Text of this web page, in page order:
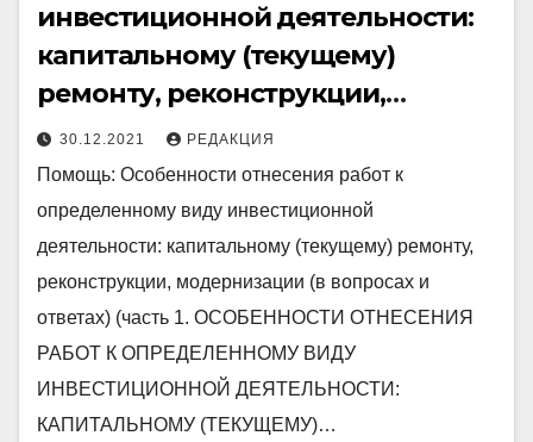
инвестиционной деятельности:
капитальному (текущему)
ремонту, реконструкции,
модернизации (в вопросах и
ответах) (часть 1)
30.12.2021 РЕДАКЦИЯ
Помощь: Особенности отнесения работ к
определенному виду инвестиционной
деятельности: капитальному (текущему) ремонту,
реконструкции, модернизации (в вопросах и
ответах) (часть 1. ОСОБЕННОСТИ ОТНЕСЕНИЯ
РАБОТ К ОПРЕДЕЛЕННОМУ ВИДУ
ИНВЕСТИЦИОННОЙ ДЕЯТЕЛЬНОСТИ:
КАПИТАЛЬНОМУ (ТЕКУЩЕМУ)…